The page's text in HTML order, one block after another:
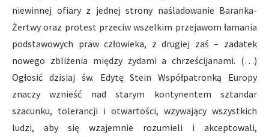
niewinnej ofiary z jednej strony naśladowanie Baranka-
Żertwy oraz protest przeciw wszelkim przejawom łamania
podstawowych praw człowieka, z drugiej zaś – zadatek
nowego zbliżenia między żydami a chrześcijanami. (…)
Ogłosić dzisiaj św. Edytę Stein Współpatronką Europy
znaczy wznieść nad starym kontynentem sztandar
szacunku, tolerancji i otwartości, wzywający wszystkich
ludzi, aby się wzajemnie rozumieli i akceptowali,